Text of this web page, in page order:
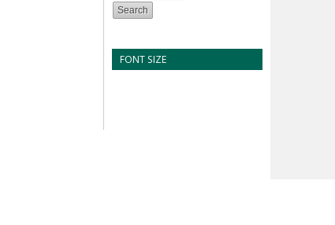
FONT SIZE